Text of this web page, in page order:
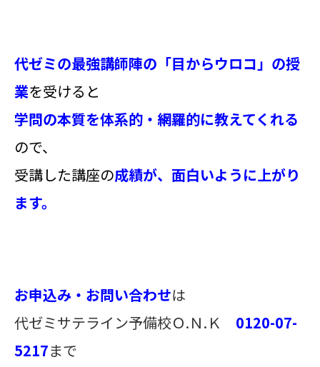
代ゼミの最強講師陣の「目からウロコ」の授
業を受けると
学問の本質を体系的・網羅的に教えてくれる
ので、
受講した講座の成績が、面白いように上がり
ます。
お申込み・お問い合わせは
代ゼミサテライン予備校Ｏ.Ｎ.Ｋ 0120-07-
5217まで